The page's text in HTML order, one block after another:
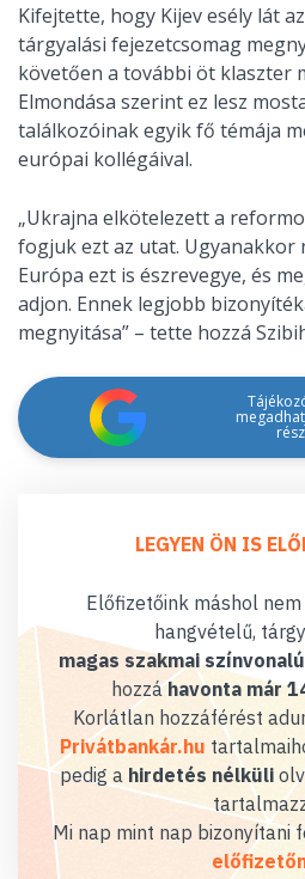
Kifejtette, hogy Kijev esély lát
tárgyalási fejezetcsomag
követően a további öt klaszter
Elmondása szerint ez lesz
találkozóinak egyik fő témája
európai kollégáival.
„Ukrajna elkötelezett a
fogjuk ezt az utat. Ugyanakkor
Európa ezt is észrevegye, és
adjon. Ennek legjobb
megnyitása” – tette hozzá
LEGYEN ÖN IS
Előfizetőink máshol
hangvételű,
magas szakmai színvonalú
hozzáhavonta már
Korlátlan hozzáférést
Privátbankár.hu
pedig a hirdetés nélküli
Mi nap mint nap bizonyítani